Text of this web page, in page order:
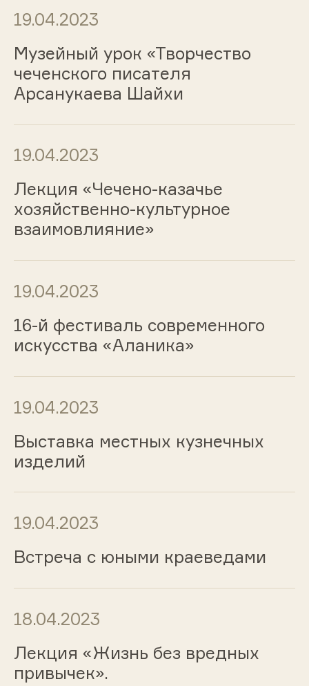
19.04.2023
Музейный урок «Творчество
чеченского писателя
Арсанукаева Шайхи
19.04.2023
Лекция «Чечено-казачье
хозяйственно-культурное
взаимовлияние»
19.04.2023
16-й фестиваль современного
искусства «Аланика»
19.04.2023
Выставка местных кузнечных
изделий
19.04.2023
Встреча с юными краеведами
18.04.2023
Лекция «Жизнь без вредных
привычек».